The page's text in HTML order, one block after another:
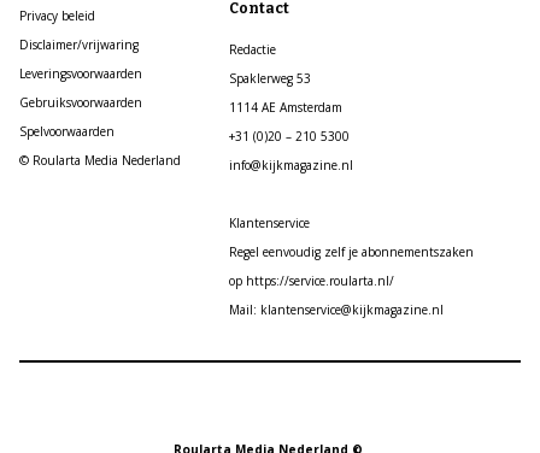
Privacy beleid
Disclaimer/vrijwaring
Leveringsvoorwaarden
Gebruiksvoorwaarden
Spelvoorwaarden
© Roularta Media Nederland
Contact
Redactie
Spaklerweg 53
1114 AE Amsterdam
+31 (0)20 – 210 5300
info@kijkmagazine.nl
Klantenservice
Regel eenvoudig zelf je abonnementszaken
op https://service.roularta.nl/
Mail: klantenservice@kijkmagazine.nl
Roularta Media Nederland ©